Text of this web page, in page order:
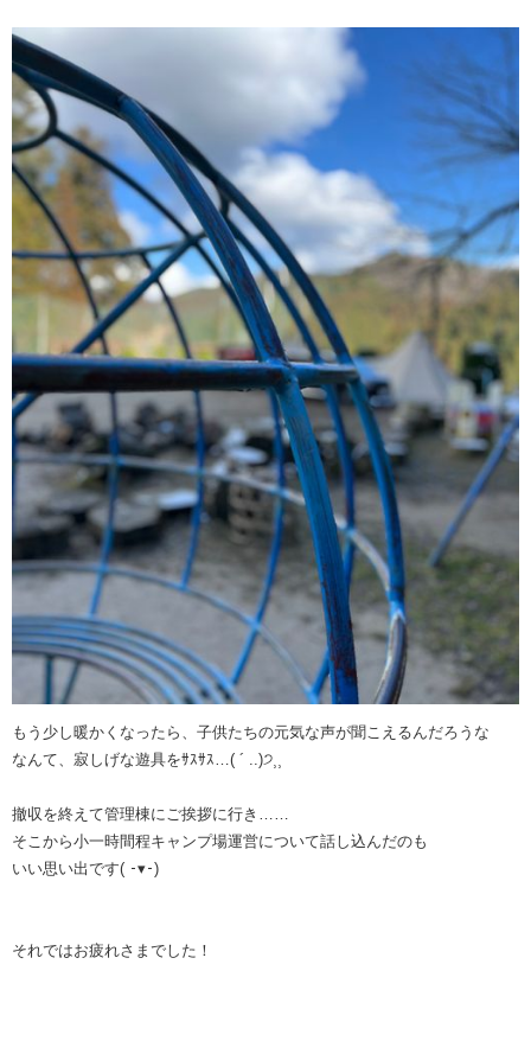
もう少し暖かくなったら、子供たちの元気な声が聞こえるんだろうな
なんて、寂しげな遊具をｻｽｻｽ…( ´ ..)੭⸒⸒
撤収を終えて管理棟にご挨拶に行き……
そこから小一時間程キャンプ場運営について話し込んだのも
いい思い出です( 𑁉▾𑁉)
それではお疲れさまでした！